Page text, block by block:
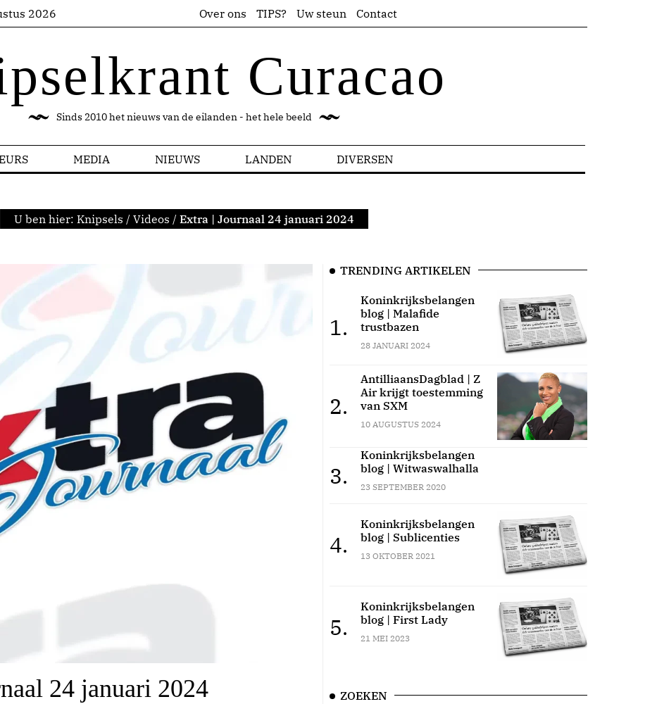
2026 Over ons TIPS? Uw steun Contact
Curacao
Sinds 2010 het nieuws van de eilanden - het hele beeld
MEDIA NIEUWS LANDEN DIVERSEN
U ben hier: Knipsels / Videos / Extra | Journaal 24 januari 2024
24 januari 2024
TRENDING ARTIKELEN
1.
Koninkrijksbelangen
blog | Malafide
trustbazen
28 JANUARI 2024
2.
AntilliaansDagblad | Z
Air krijgt toestemming
van SXM
10 AUGUSTUS 2024
3.
Koninkrijksbelangen
blog | Witwaswalhalla
23 SEPTEMBER 2020
4.
Koninkrijksbelangen
blog | Sublicenties
13 OKTOBER 2021
5.
Koninkrijksbelangen
blog | First Lady
21 MEI 2023
ZOEKEN